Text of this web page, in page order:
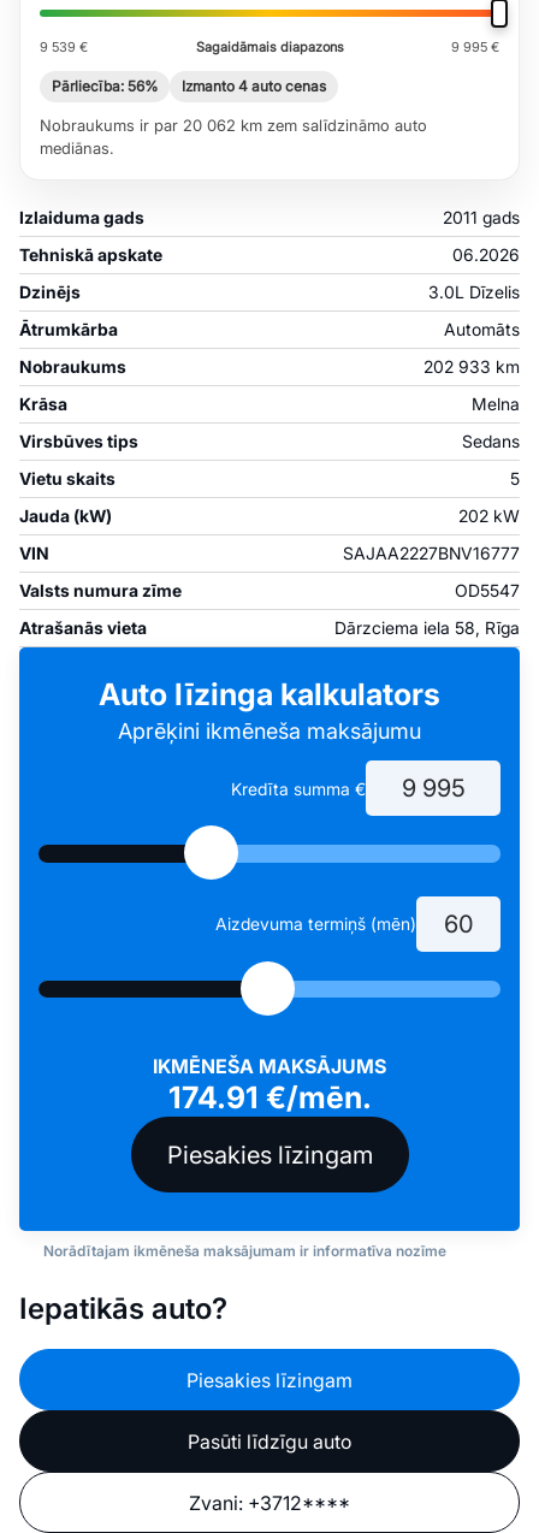
9 539 € Sagaidāmais diapazons 9 995 €
Pārliecība: 56% Izmanto 4 auto cenas
Nobraukums ir par 20 062 km zem salīdzināmo auto
mediānas.
Izlaiduma gads
2011 gads
Tehniskā apskate
06.2026
Dzinējs
3.0L Dīzelis
Ātrumkārba
Automāts
Nobraukums
202 933 km
Krāsa
Melna
Virsbūves tips
Sedans
Vietu skaits
5
Jauda (kW)
202 kW
VIN
SAJAA2227BNV16777
Valsts numura zīme
OD5547
Atrašanās vieta
Dārzciema iela 58, Rīga
Auto līzinga kalkulators
Aprēķini ikmēneša maksājumu
Kredīta summa €
Aizdevuma termiņš (mēn)
IKMĒNEŠA MAKSĀJUMS
174.91 €/mēn.
Norādītajam ikmēneša maksājumam ir informatīva nozīme
Iepatikās auto?
Piesakies līzingam
Pasūti līdzīgu auto
Zvani: +3712****